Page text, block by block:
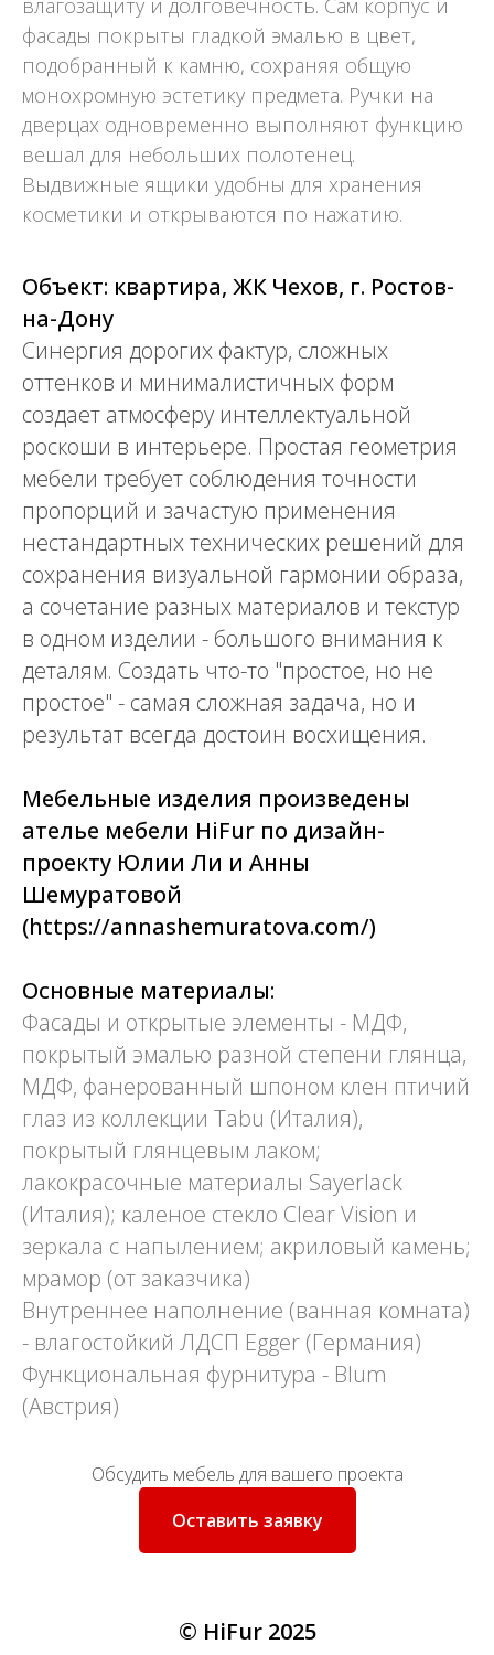
влагозащиту и долговечность. Сам корпус и
фасады покрыты гладкой эмалью в цвет,
подобранный к камню, сохраняя общую
монохромную эстетику предмета. Ручки на
дверцах одновременно выполняют функцию
вешал для небольших полотенец.
Выдвижные ящики удобны для хранения
косметики и открываются по нажатию.
Объект: квартира, ЖК Чехов, г. Ростов-
на-Дону
Синергия дорогих фактур, сложных
оттенков и минималистичных форм
создает атмосферу интеллектуальной
роскоши в интерьере. Простая геометрия
мебели требует соблюдения точности
пропорций и зачастую применения
нестандартных технических решений для
сохранения визуальной гармонии образа,
а сочетание разных материалов и текстур
в одном изделии - большого внимания к
деталям. Создать что-то "простое, но не
простое" - самая сложная задача, но и
результат всегда достоин восхищения.
Мебельные изделия произведены
ателье мебели HiFur по дизайн-
проекту Юлии Ли и Анны
Шемуратовой
(https://annashemuratova.com/)
Основные материалы:
Фасады и открытые элементы - МДФ,
покрытый эмалью разной степени глянца,
МДФ, фанерованный шпоном клен птичий
глаз из коллекции Tabu (Италия),
покрытый глянцевым лаком;
лакокрасочные материалы Sayerlack
(Италия); каленое стекло Clear Vision и
зеркала с напылением; акриловый камень;
мрамор (от заказчика)
Внутреннее наполнение (ванная комната)
- влагостойкий ЛДСП Egger (Германия)
Функциональная фурнитура - Blum
(Австрия)
Обсудить мебель для вашего проекта
Оставить заявку
© HiFur 2025